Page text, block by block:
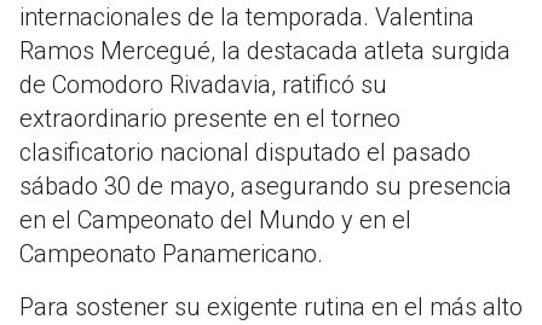
internacionales de la temporada. Valentina
Ramos Mercegué, la destacada atleta surgida
de Comodoro Rivadavia, ratificó su
extraordinario presente en el torneo
clasificatorio nacional disputado el pasado
sábado 30 de mayo, asegurando su presencia
en el Campeonato del Mundo y en el
Campeonato Panamericano.
Para sostener su exigente rutina en el más alto